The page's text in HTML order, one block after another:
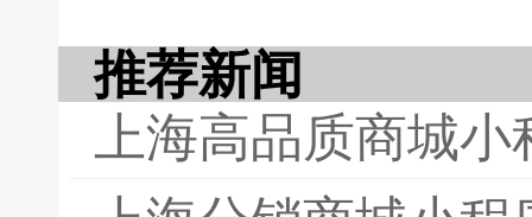
推荐新闻
上海高品质商城